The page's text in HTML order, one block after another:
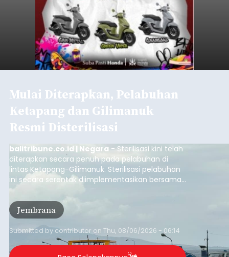
Submitted by contributor Thu, 08/06/2026 - 06:14
Baca Selengkapnya
Membantu Peserta JKN
Menyiapkan Dana Iuran
balitribune.co.id | Denpasar
peserta Jaminan Kesehatan Nasional (JKN) yang
memiliki kemauan membayar iuran, namun
mengalami kendala menyiapkan dana secara
penuh saat jatuh tempo pembayaran iuran.
Kondisi ini terutama dialami oleh peserta
yang memiliki penghasilan tidak tetap.
Submitted bycontributor
Baca Selengkapnya